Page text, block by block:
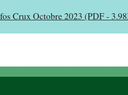
Crux Octobre 2023 (PDF -